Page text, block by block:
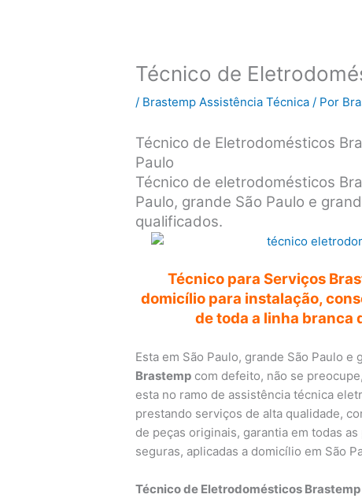
Técnico de
/ Brastemp Assistência Técnica / Por
Técnico de Eletrodomésticos
Paulo
Técnico de eletrodomésticos
Paulo, grande São Paulo e
qualificados.
Técnico para Serviços
domicílio para instalação,
de toda a linha branca
Esta em São Paulo, grande São Paulo
Brastemp com defeito, não se
esta no ramo de assistência técnica
prestando serviços de alta qualidade,
de peças originais, garantia em todas
seguras, aplicadas a domicílio em São
Técnico de Eletrodomésticos Brastemp